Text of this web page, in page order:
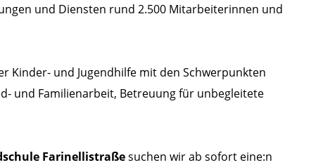
und Diensten rund 2.500 Mitarbeiterinnen und
Kinder- und Jugendhilfe mit den Schwerpunkten
und Familienarbeit, Betreuung für unbegleitete
Farinellistraßesuchen wir ab sofort eine:n